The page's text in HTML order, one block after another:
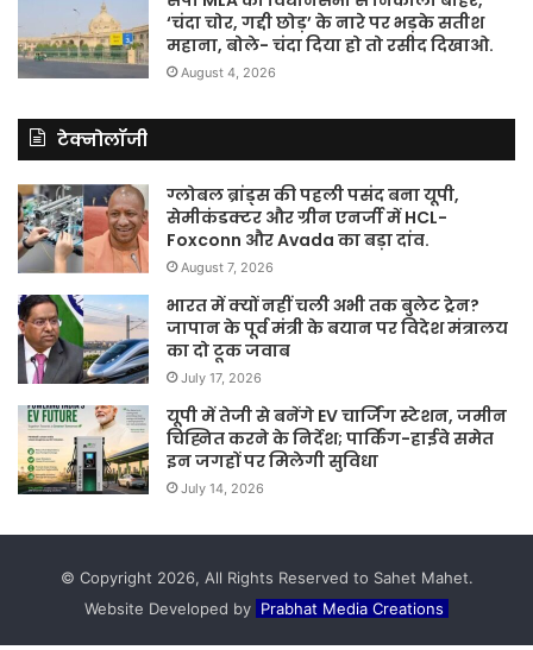
‘चंदा चोर, गद्दी छोड़’ के नारे पर भड़के सतीश
महाना, बोले- चंदा दिया हो तो रसीद दिखाओ.
August 4, 2026
टेक्नोलॉजी
ग्लोबल ब्रांड्स की पहली पसंद बना यूपी,
सेमीकंडक्टर और ग्रीन एनर्जी में HCL-
Foxconn और Avada का बड़ा दांव.
August 7, 2026
भारत में क्यों नहीं चली अभी तक बुलेट ट्रेन?
जापान के पूर्व मंत्री के बयान पर विदेश मंत्रालय
का दो टूक जवाब
July 17, 2026
यूपी में तेजी से बनेंगे EV चार्जिंग स्टेशन, जमीन
चिह्नित करने के निर्देश; पार्किंग-हाईवे समेत
इन जगहों पर मिलेगी सुविधा
July 14, 2026
© Copyright 2026, All Rights Reserved to Sahet Mahet.
Website Developed by Prabhat Media Creations